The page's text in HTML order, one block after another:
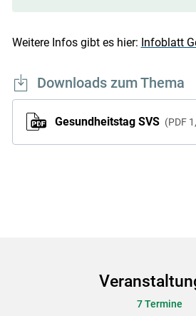
Weitere Infos gibt es hier: Infoblatt
Downloads zum Thema
Gesundheitstag SVS PDF
7 Termine